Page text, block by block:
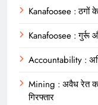
Kanafoosee : ठगों के
Kanafoosee : गुर्रू
Accountability :
Mining : अवैध रेत
गिरफ्तार